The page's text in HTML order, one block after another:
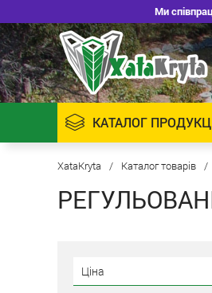
Ми
КАТАЛОГ
XataKryta / Каталог товарів /
Ціна